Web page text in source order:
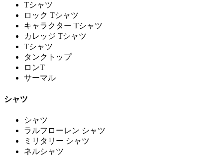
Tシャツ
ロック Tシャツ
キャラクター Tシャツ
カレッジ Tシャツ
Tシャツ
タンクトップ
ロンT
サーマル
シャツ
シャツ
ラルフローレン シャツ
ミリタリー シャツ
ネルシャツ